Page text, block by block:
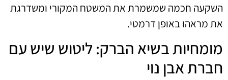
השקעה חכמה שמשמרת את המשטח המקורי ומשדרגת
את מראהו באופן דרמטי.
מומחיות בשיא הברק: ליטוש שיש עם
חברת אבן נוי